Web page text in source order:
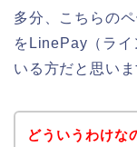
多分、こちらの
をLinePay（ライ
いる方だと思い
どういうわけな